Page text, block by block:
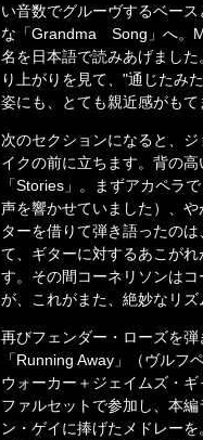
い音数でグルーヴするベー
な「Grandma Song」へ。
名を日本語で読みあげまし
り上がりを見て、"通じたみ
姿にも、とても親近感がもて
次のセクションになると、
イクの前に立ちます。背の
「Stories」。まずアカペラ
声を響かせていました）、
ターを借りて弾き語ったの
て、ギターに対するあこが
す。その間コーネリソンは
が、これがまた、絶妙なリ
再びフェンダー・ローズを
「Running Away」（ヴルフ
ウォーカー＋ジェイムズ・
ファルセットで参加し、本
ン・ゲイに捧げたメドレー